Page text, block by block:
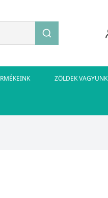
ZÖLDEK VAGYUNK